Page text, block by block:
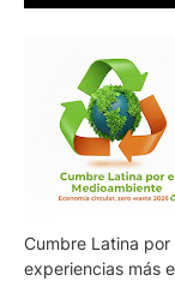
Cumbre Latina
experiencias más